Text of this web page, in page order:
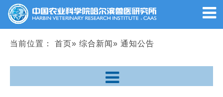
当前位置： 首页» 综合新闻» 通知公告